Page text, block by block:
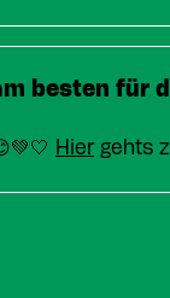
besten für
Hier gehts